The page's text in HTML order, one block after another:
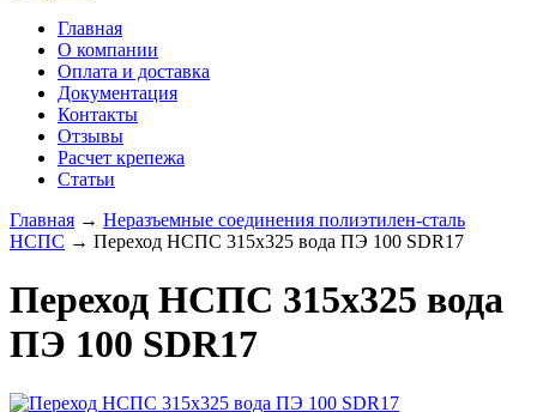
Главная
О компании
Оплата и доставка
Документация
Контакты
Отзывы
Расчет крепежа
Статьи
Главная → Неразъемные соединения полиэтилен-сталь
НСПС → Переход НСПС 315х325 вода ПЭ 100 SDR17
Переход НСПС 315х325 вода
ПЭ 100 SDR17